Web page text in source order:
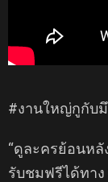
#งานใหญ่กูกับ
“ดูละครย้อนหลั
รับชมฟรีได้ทาง